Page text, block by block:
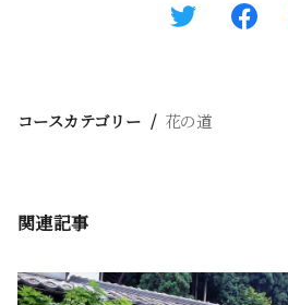
コースカテゴリー 花の道
関連記事